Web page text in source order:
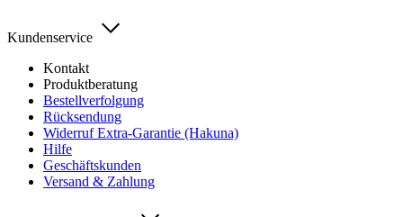
Kundenservice
Kontakt
Produktberatung
Bestellverfolgung
Rücksendung
Widerruf Extra-Garantie (Hakuna)
Hilfe
Geschäftskunden
Versand & Zahlung